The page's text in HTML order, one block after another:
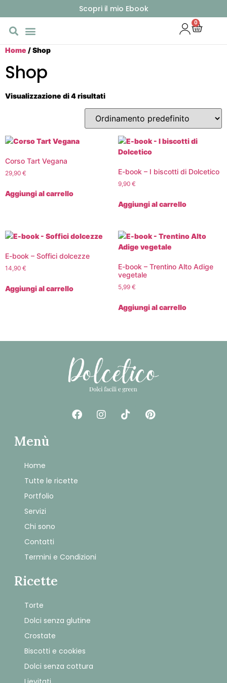
Scopri il mio Ebook
0
Home / Shop
Shop
Visualizzazione di 4 risultati
Corso Tart Vegana
29,90 €
Aggiungi al carrello
E-book – I biscotti di Dolcetico
9,90 €
Aggiungi al carrello
E-book – Soffici dolcezze
14,90 €
Aggiungi al carrello
E-book – Trentino Alto Adige
vegetale
5,99 €
Aggiungi al carrello
Menù
Home
Tutte le ricette
Portfolio
Servizi
Chi sono
Contatti
Termini e Condizioni
Ricette
Torte
Dolci senza glutine
Crostate
Biscotti e cookies
Dolci senza cottura